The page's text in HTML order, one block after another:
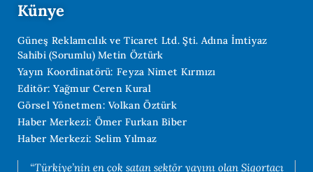
Künye
Güneş Reklamcılık ve Ticaret Ltd. Şti. Adına İmtiyaz
Sahibi (Sorumlu) Metin Öztürk
Yayın Koordinatörü: Feyza Nimet Kırmızı
Editör: Yağmur Ceren Kural
Görsel Yönetmen: Volkan Öztürk
Haber Merkezi: Ömer Furkan Biber
Haber Merkezi: Selim Yılmaz
“Türkiye’nin en çok satan sektör yayını olan Sigortacı